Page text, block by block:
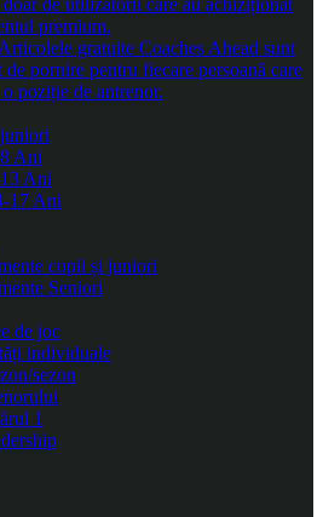
doar de utilizatorii care au achiziționat
premium.
Articolele gratuite Coaches Ahead sunt
de pornire pentru fiecare persoană care
poziție de antrenor.
Ani
Ani
17 Ani
copii și juniori
Seniori
de joc
individuale
sezon
1